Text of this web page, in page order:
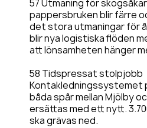
57 Utmaning för
pappersbruken blir färre
det stora utmaningar för
blir nya logistiska flöden
att lönsamheten hänger
58 Tidspressat stolpjobb
Kontakledningssystemet
båda spår mellan Mjölby
ersättas med ett nytt.
ska grävas ned.